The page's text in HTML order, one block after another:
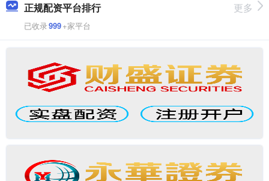
正规配资平台排行
已收录999+家平台
更多